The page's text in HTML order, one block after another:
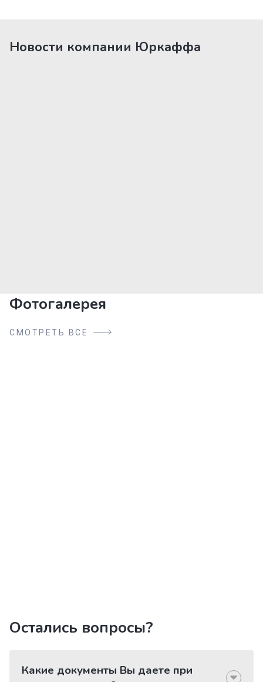
Новости компании Юркаффа
Фотогалерея
СМОТРЕТЬ ВСЕ
Остались вопросы?
Какие документы Вы даете при